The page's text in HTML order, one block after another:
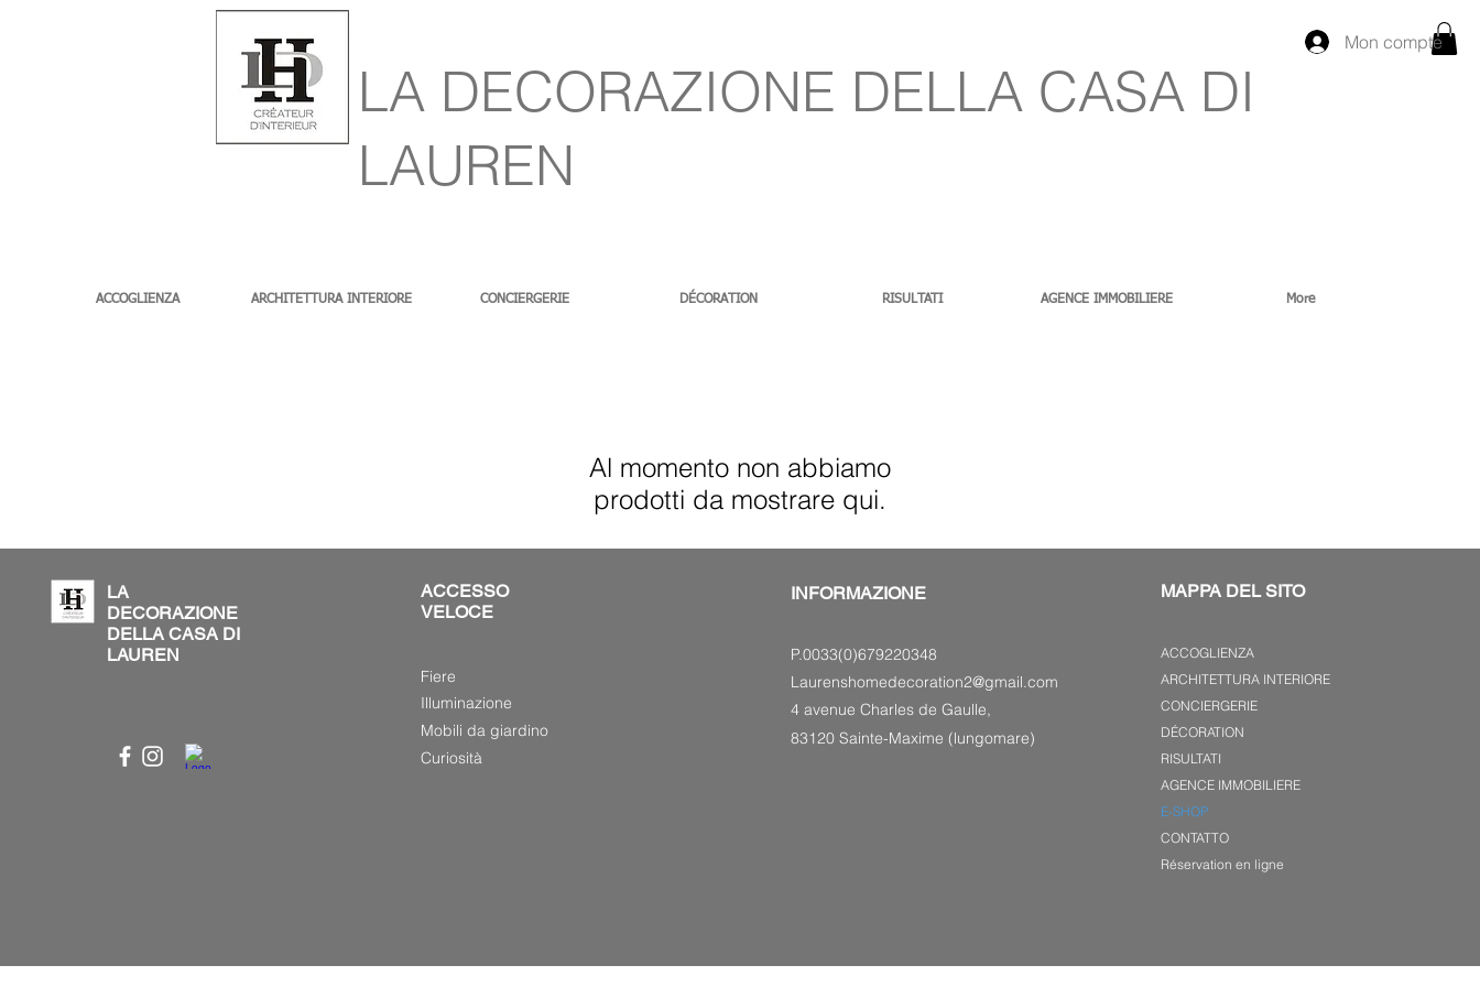
Mon compte
LA DECORAZIONE DELLA CASA DI
LAUREN
ACCOGLIENZA ARCHITETTURA INTERIORE CONCIERGERIE DÉCORATION RISULTATI AGENCE IMMOBILIERE More
Al momento non abbiamo
prodotti da mostrare qui.
LA
DECORAZIONE
DELLA CASA DI
LAUREN
ACCESSO
VELOCE
Fiere
Illuminazione
Mobili da giardino
Curiosità
INFORMAZIONE
P.0033(0)679220348
Laurenshomedecoration2@gmail.com
4 avenue Charles de Gaulle,
83120 Sainte-Maxime (lungomare)
MAPPA DEL SITO
ACCOGLIENZA
ARCHITETTURA INTERIORE
CONCIERGERIE
DÉCORATION
RISULTATI
AGENCE IMMOBILIERE
E-SHOP
CONTATTO
Réservation en ligne